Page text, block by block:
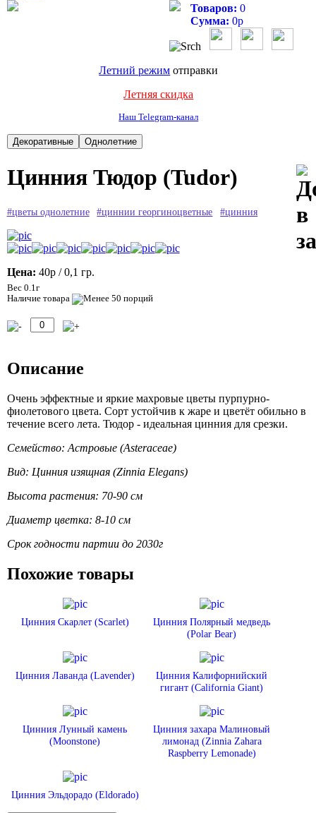
Товаров: 0
Сумма: 0р
Летний режим отправки
Летняя скидка
Наш Telegram-канал
Цинния Тюдор (Tudor)
#цветы однолетние #циннии георгиноцветные #цинния
Цена: 40р / 0,1 гр.
Вес 0.1г
Наличие товара
Описание
Очень эффектные и яркие махровые цветы пурпурно-
фиолетового цвета. Сорт устойчив к жаре и цветёт обильно в
течение всего лета. Тюдор - идеальная цинния для срезки.
Семейство: Астровые (Asteraceae)
Вид: Цинния изящная (Zinnia Elegans)
Высота растения: 70-90 см
Диаметр цветка: 8-10 см
Срок годности партии до 2030г
Похожие товары
Цинния Скарлет (Scarlet)
Цинния Полярный медведь
(Polar Bear)
Цинния Лаванда (Lavender)
Цинния Калифорнийский
гигант (California Giant)
Цинния Лунный камень
(Moonstone)
Цинния захара Малиновый
лимонад (Zinnia Zahara
Raspberry Lemonade)
Цинния Эльдорадо (Eldorado)